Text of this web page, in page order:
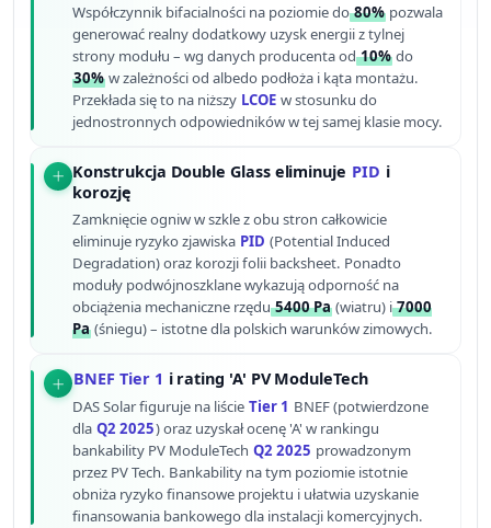
Współczynnik bifacialności na poziomie do80% pozwala
generować realny dodatkowy uzysk energii z tylnej
strony modułu – wg danych producenta od10% do
30% w zależności od albedo podłoża i kąta montażu.
Przekłada się to na niższy LCOE w stosunku do
jednostronnych odpowiedników w tej samej klasie mocy.
Konstrukcja Double Glass eliminuje PID i
korozję
Zamknięcie ogniw w szkle z obu stron całkowicie
eliminuje ryzyko zjawiska PID (Potential Induced
Degradation) oraz korozji folii backsheet. Ponadto
moduły podwójnoszklane wykazują odporność na
obciążenia mechaniczne rzędu5400 Pa (wiatru) i7000
Pa (śniegu) – istotne dla polskich warunków zimowych.
BNEF Tier 1 i rating 'A' PV ModuleTech
DAS Solar figuruje na liście Tier 1 BNEF (potwierdzone
dla Q2 2025) oraz uzyskał ocenę 'A' w rankingu
bankability PV ModuleTech Q2 2025 prowadzonym
przez PV Tech. Bankability na tym poziomie istotnie
obniża ryzyko finansowe projektu i ułatwia uzyskanie
finansowania bankowego dla instalacji komercyjnych.